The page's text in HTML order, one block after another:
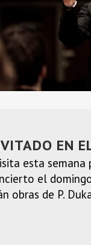
EN
esta semana
el
obras de P.